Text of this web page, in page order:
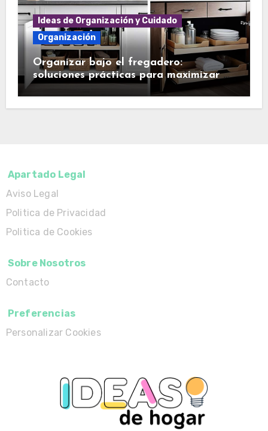
Ideas de Organización y Cuidado
Organización
Organizar bajo el fregadero:
soluciones prácticas para maximizar el
espacio
Apartado Legal
Aviso Legal
Politica de Privacidad
Politica de Cookies
Sobre Nosotros
Contacto
Preferencias
Personalizar Cookies